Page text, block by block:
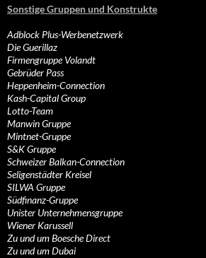
Sonstige Gruppen und Konstrukte
Adblock Plus-Werbenetzwerk
Die Guerillaz
Firmengruppe Volandt
Gebrüder Pass
Heppenheim-Connection
Kash-Capital Group
Lotto-Team
Manwin Gruppe
Mintnet-Gruppe
S&K Gruppe
Schweizer Balkan-Connection
Seligenstädter Kreisel
SILWA Gruppe
Südfinanz-Gruppe
Unister Unternehmensgruppe
Wiener Karussell
Zu und um Boesche Direct
Zu und um Dubai